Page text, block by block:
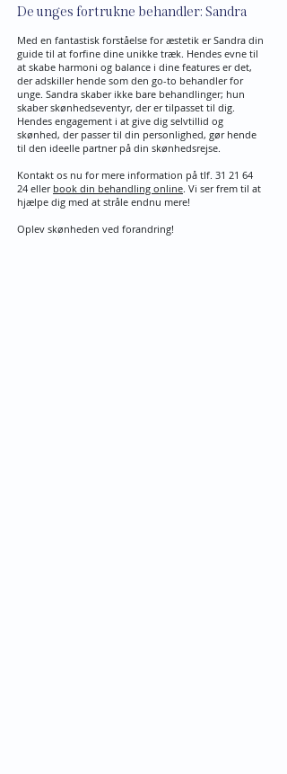
De unges fortrukne behandler: Sandra
Med en fantastisk forståelse for æstetik er Sandra din
guide til at forfine dine unikke træk. Hendes evne til
at skabe harmoni og balance i dine features er det,
der adskiller hende som den go-to behandler for
unge. Sandra skaber ikke bare behandlinger; hun
skaber skønhedseventyr, der er tilpasset til dig.
Hendes engagement i at give dig selvtillid og
skønhed, der passer til din personlighed, gør hende
til den ideelle partner på din skønhedsrejse.
Kontakt os nu for mere information på tlf. 31 21 64
24 eller book din behandling online. Vi ser frem til at
hjælpe dig med at stråle endnu mere!
Oplev skønheden ved forandring!